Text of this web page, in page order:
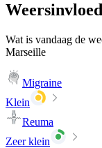
Wat is vandaag de
Marseille
Migraine
Klein
Reuma
Zeer klein